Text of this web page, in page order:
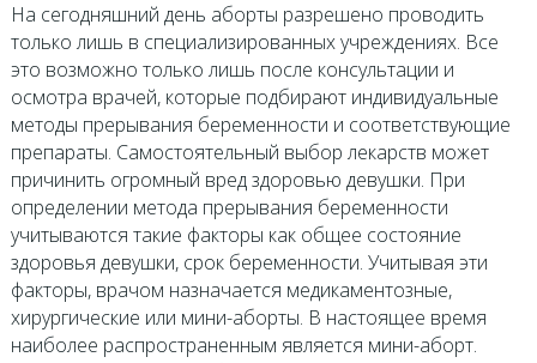
На сегодняшний день аборты разрешено проводить
только лишь в специализированных учреждениях. Все
это возможно только лишь после консультации и
осмотра врачей, которые подбирают индивидуальные
методы прерывания беременности и соответствующие
препараты. Самостоятельный выбор лекарств может
причинить огромный вред здоровью девушки. При
определении метода прерывания беременности
учитываются такие факторы как общее состояние
здоровья девушки, срок беременности. Учитывая эти
факторы, врачом назначается медикаментозные,
хирургические или мини-аборты. В настоящее время
наиболее распространенным является мини-аборт.